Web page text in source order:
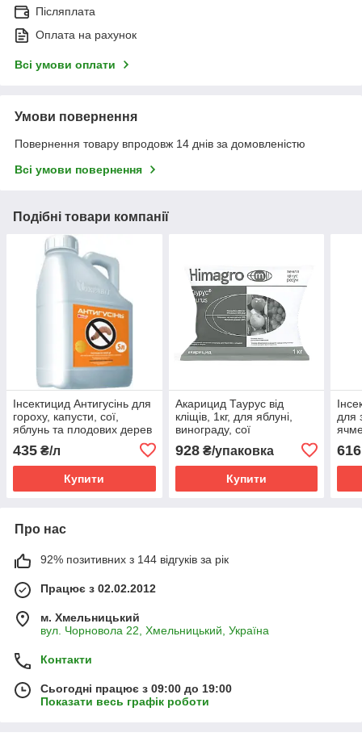
Післяплата
Оплата на рахунок
Всі умови оплати
Умови повернення
Повернення товару впродовж 14 днів за домовленістю
Всі умови повернення
Подібні товари компанії
Інсектицид Антигусінь для
гороху, капусти, сої,
яблунь та плодових дерев
( Лямбда-цигалотрин, 50 г/
л)
435 ₴/л
Купити
​​​​​​​Акарицид Таурус від
кліщів, 1кг, для яблуні,
винограду, сої
928₴/упаковка
Купити
для
616
Про нас
92% позитивних з 144 відгуків за рік
Працює з 02.02.2012
м. Хмельницький
вул. Чорновола 22, Хмельницький, Україна
Контакти
Сьогодні працює з 09:00 до 19:00
Показати весь графік роботи